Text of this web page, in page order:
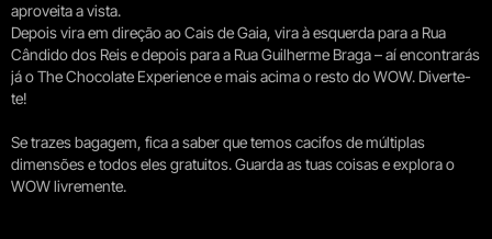
aproveita a vista.
Depois vira em direção ao Cais de Gaia, vira à esquerda para a Rua
Cândido dos Reis e depois para a Rua Guilherme Braga – aí encontrarás
já o The Chocolate Experience e mais acima o resto do WOW. Diverte-
te!
Se trazes bagagem, fica a saber que temos cacifos de múltiplas
dimensões e todos eles gratuitos. Guarda as tuas coisas e explora o
WOW livremente.